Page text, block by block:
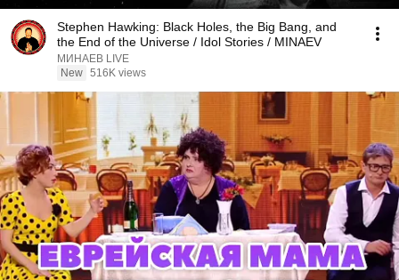
Stephen Hawking: Black Holes, the Big Bang, and
the End of the Universe / Idol Stories / MINAEV
МИНАЕВ LIVE
New 516K views